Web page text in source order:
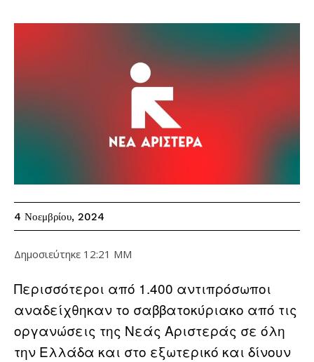
4 Νοεμβρίου, 2024
Δημοσιεύτηκε 12:21 ΜΜ
Περισσότεροι από 1.400 αντιπρόσωποι
αναδείχθηκαν το σαββατοκύριακο από τις
οργανώσεις της Νεάς Αριστεράς σε όλη
την Ελλάδα και στο εξωτερικό και δίνουν